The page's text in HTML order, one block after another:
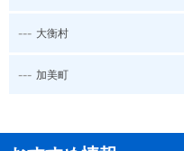
--- 大衡村
--- 加美町